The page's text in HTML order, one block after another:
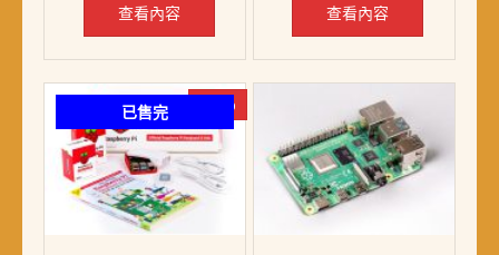
查看內容
查看內容
已售完 -13%